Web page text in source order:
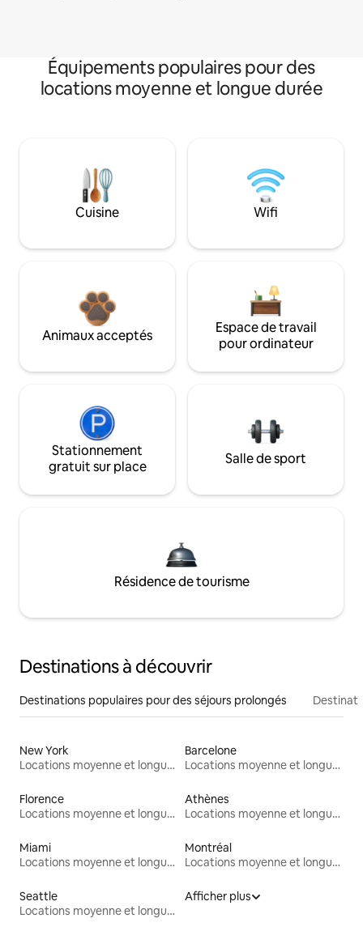
Équipements populaires pour des
locations moyenne et longue durée
Cuisine Wifi
Animaux acceptés
Espace de travail
pour ordinateur
Stationnement
gratuit sur place
Salle de sport
Résidence de tourisme
Destinations à découvrir
Destinations populaires pour des séjours prolongés
New York
Locations moyenne et longue durée
Barcelone
Locations moyenne et longue durée
Florence
Locations moyenne et longue durée
Athènes
Locations moyenne et longue durée
Miami
Locations moyenne et longue durée
Montréal
Locations moyenne et longue durée
Seattle
Locations moyenne et longue durée
Afficher plus